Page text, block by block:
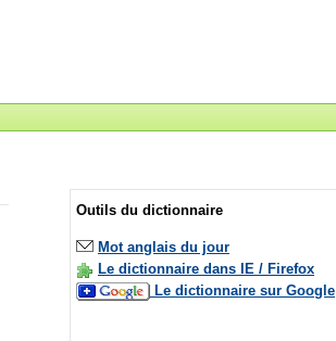
Outils du dictionnaire
Mot anglais du jour
Le dictionnaire dans IE / Firefox
Le dictionnaire sur Google